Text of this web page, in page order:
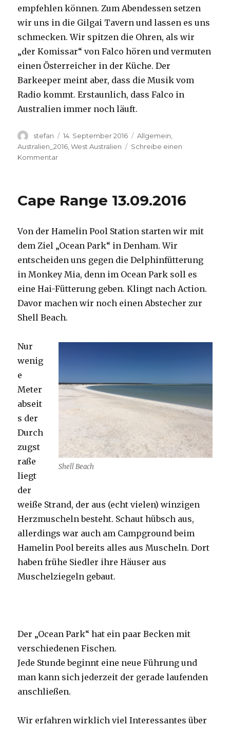
empfehlen können. Zum Abendessen setzen
wir uns in die Gilgai Tavern und lassen es uns
schmecken. Wir spitzen die Ohren, als wir
„der Komissar“ von Falco hören und vermuten
einen Österreicher in der Küche. Der
Barkeeper meint aber, dass die Musik vom
Radio kommt. Erstaunlich, dass Falco in
Australien immer noch läuft.
Autor
stefan
Veröffentlicht
am
14. September 2016 Kategorien
Allgemein
Australien_2016 ,West Australien
Schreibe einen
Kommentarzu
Cape Range 13.09.2016
Von der Hamelin Pool Station starten wir mit
dem Ziel „Ocean Park“ in Denham. Wir
entscheiden uns gegen die Delphinfütterung
in Monkey Mia, denn im Ocean Park soll es
eine Hai-Fütterung geben. Klingt nach Action.
Davor machen wir noch einen Abstecher zur
Shell Beach.
Shell Beach
Nur
wenig
e
Meter
abseit
s der
Durch
zugst
raße
liegt
der
weiße Strand, der aus (echt vielen) winzigen
Herzmuscheln besteht. Schaut hübsch aus,
allerdings war auch am Campground beim
Hamelin Pool bereits alles aus Muscheln. Dort
haben frühe Siedler ihre Häuser aus
Muschelziegeln gebaut.
Der „Ocean Park“ hat ein paar Becken mit
verschiedenen Fischen.
Jede Stunde beginnt eine neue Führung und
man kann sich jederzeit der gerade laufenden
anschließen.
Wir erfahren wirklich viel Interessantes über